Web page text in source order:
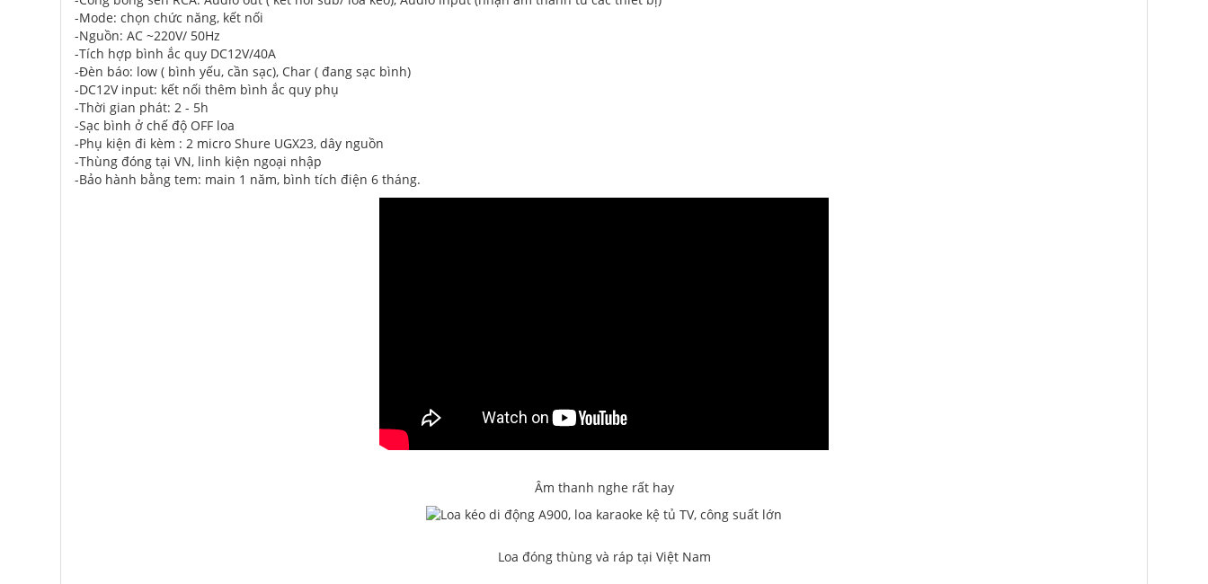
-Mode: chọn chức năng, kết nối
-Nguồn: AC ~220V/ 50Hz
-Tích hợp bình ắc quy DC12V/40A
-Đèn báo: low ( bình yếu, cần sạc), Char ( đang sạc bình)
-DC12V input: kết nối thêm bình ắc quy phụ
-Thời gian phát: 2 - 5h
-Sạc bình ở chế độ OFF loa
-Phụ kiện đi kèm : 2 micro Shure UGX23, dây nguồn
-Thùng đóng tại VN, linh kiện ngoại nhập
-Bảo hành bằng tem: main 1 năm, bình tích điện 6 tháng.
Âm thanh nghe rất hay
Loa đóng thùng và ráp tại Việt Nam